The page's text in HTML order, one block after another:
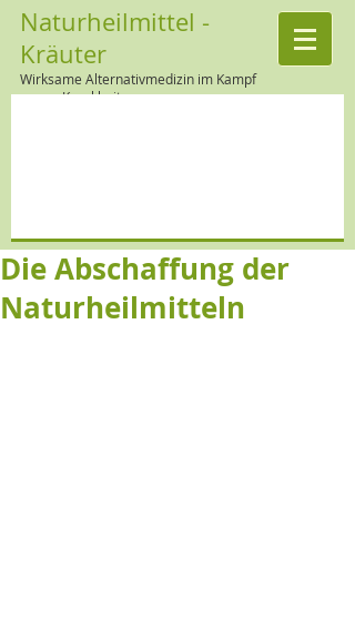
Naturheilmittel -
Kräuter
Wirksame Alternativmedizin im Kampf
gegen Krankheiten
Die Abschaffung der
Naturheilmitteln